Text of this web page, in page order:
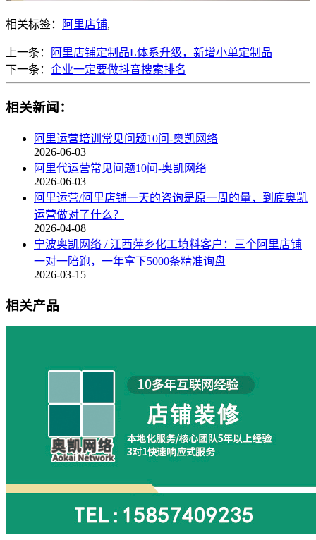
相关标签： 阿里店铺,
上一条：
阿里店铺定制品L体系升级，新增小单定制品
下一条： 企业一定要做抖音搜索排名
相关新闻：
阿里运营培训常见问题10问-奥凯网络
2026-06-03
阿里代运营常见问题10问-奥凯网络
2026-06-03
阿里运营/阿里店铺一天的咨询是原一周的量，到底奥凯
运营做对了什么？
2026-04-08
宁波奥凯网络 / 江西萍乡化工填料客户：三个阿里店铺
一对一陪跑，一年拿下5000条精准询盘
2026-03-15
相关产品